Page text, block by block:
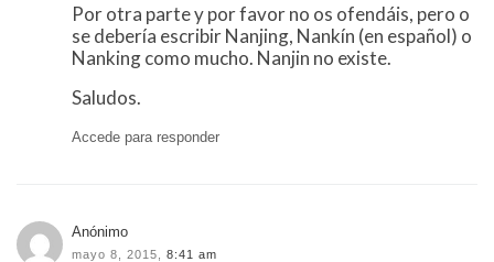
Por otra parte y por favor no os ofendáis, pero o
se debería escribir Nanjing, Nankín (en español) o
Nanking como mucho. Nanjin no existe.
Saludos.
Accede para responder
Anónimo
mayo 8, 2015, 8:41 am